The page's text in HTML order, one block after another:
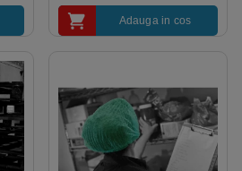
Adauga in cos